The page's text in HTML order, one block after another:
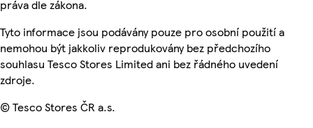
práva dle zákona.
Tyto informace jsou podávány pouze pro osobní použití a
nemohou být jakkoliv reprodukovány bez předchozího
souhlasu Tesco Stores Limited ani bez řádného uvedení
zdroje.
© Tesco Stores ČR a.s.